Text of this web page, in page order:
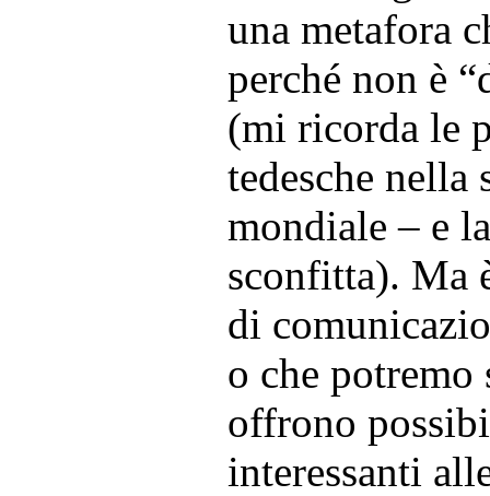
una metafora
perché non è
(mi ricorda le
tedesche nella
mondiale – e
sconfitta). Ma
di
o che
offrono
interessanti